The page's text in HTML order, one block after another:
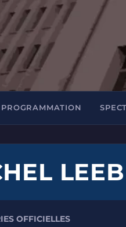
PROGRAMMATION
OFFICIELLES